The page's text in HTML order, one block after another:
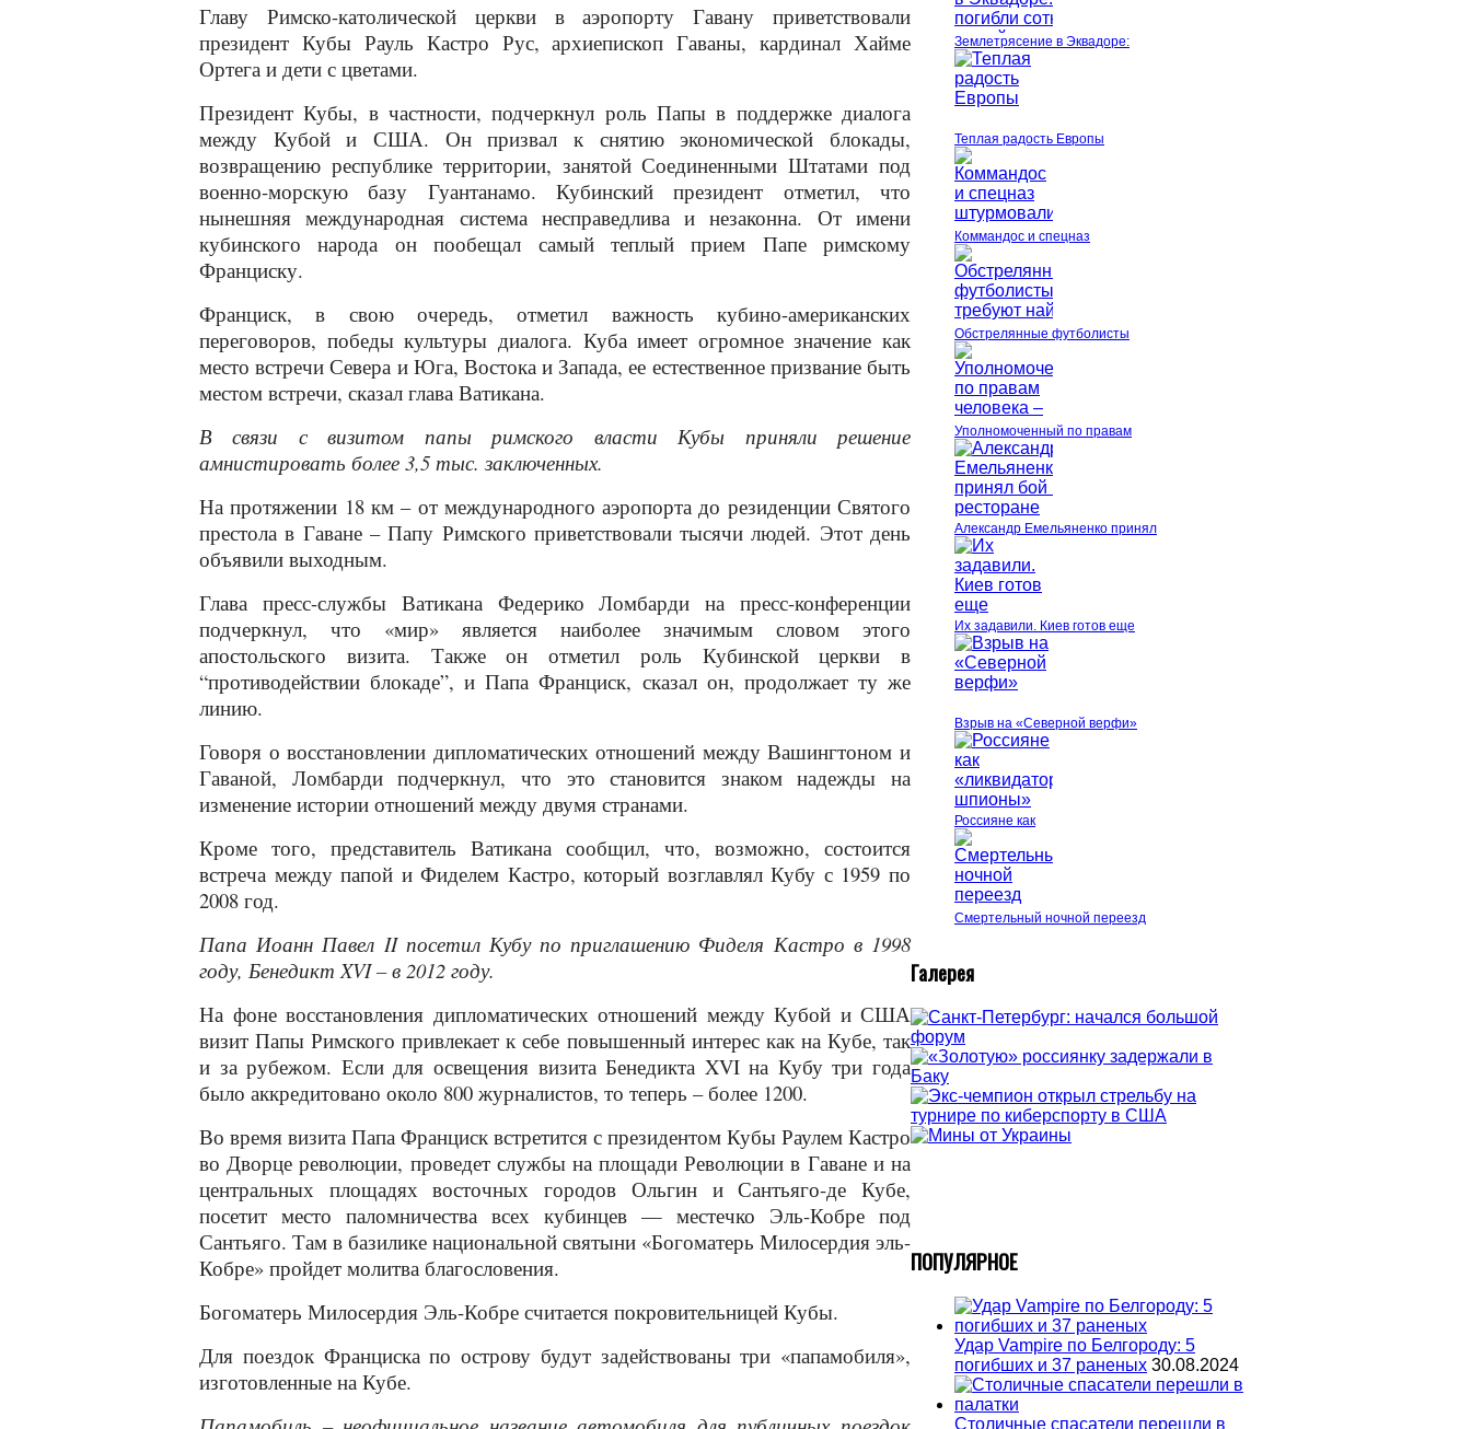
Главу Римско-католической церкви в аэропорту Гавану приветствовали
президент Кубы Рауль Кастро Рус, архиепископ Гаваны, кардинал Хайме
Ортега и дети с цветами.
Президент Кубы, в частности, подчеркнул роль Папы в поддержке диалога
между Кубой и США. Он призвал к снятию экономической блокады,
возвращению республике территории, занятой Соединенными Штатами под
военно-морскую базу Гуантанамо. Кубинский президент отметил, что
нынешняя международная система несправедлива и незаконна. От имени
кубинского народа он пообещал самый теплый прием Папе римскому
Франциску.
Франциск, в свою очередь, отметил важность кубино-американских
переговоров, победы культуры диалога. Куба имеет огромное значение как
место встречи Севера и Юга, Востока и Запада, ее естественное призвание быть
местом встречи, сказал глава Ватикана.
В связи с визитом папы римского власти Кубы приняли решение
амнистировать более 3,5 тыс. заключенных.
На протяжении 18 км – от международного аэропорта до резиденции Святого
престола в Гаване – Папу Римского приветствовали тысячи людей. Этот день
объявили выходным.
Глава пресс-службы Ватикана Федерико Ломбарди на пресс-конференции
подчеркнул, что «мир» является наиболее значимым словом этого
апостольского визита. Также он отметил роль Кубинской церкви в
“противодействии блокаде”, и Папа Франциск, сказал он, продолжает ту же
линию.
Говоря о восстановлении дипломатических отношений между Вашингтоном и
Гаваной, Ломбарди подчеркнул, что это становится знаком надежды на
изменение истории отношений между двумя странами.
Кроме того, представитель Ватикана сообщил, что, возможно, состоится
встреча между папой и Фиделем Кастро, который возглавлял Кубу с 1959 по
2008 год.
Папа Иоанн Павел II посетил Кубу по приглашению Фиделя Кастро в 1998
году, Бенедикт XVI – в 2012 году.
На фоне восстановления дипломатических отношений между Кубой и США
визит Папы Римского привлекает к себе повышенный интерес как на Кубе, так
и за рубежом. Если для освещения визита Бенедикта XVIна Кубу три года
было аккредитовано около 800 журналистов, то теперь – более 1200.
Во время визита Папа Франциск встретится с президентом Кубы Раулем Кастро
во Дворце революции, проведет службы на площади Революции в Гаване и на
центральных площадях восточных городов Ольгин и Сантьяго-де Кубе,
посетит место паломничества всех кубинцев — местечко Эль-Кобре под
Сантьяго. Там в базилике национальной святыни «Богоматерь Милосердия эль-
Кобре» пройдет молитва благословения.
Богоматерь Милосердия Эль-Кобре считается покровительницей Кубы.
Для поездок Франциска по острову будут задействованы три «папамобиля»,
изготовленные на Кубе.
Землетрясение в Эквадоре:
Теплая радость Европы
Коммандос и спецназ
Обстрелянные футболисты
Уполномоченный по правам
Александр Емельяненко принял
Их задавили. Киев готов еще
Взрыв на «Северной верфи»
Россияне как
Смертельный ночной переезд
Галерея
ПОПУЛЯРНОЕ
Удар Vampire по Белгороду: 5
погибших и 37 раненых 30.08.2024
Столичные спасатели перешли в